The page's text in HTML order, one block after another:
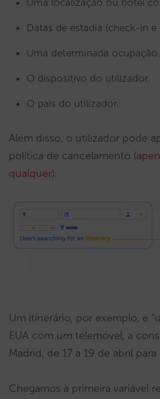
Uma localização ou hotel
Datas de estadia (check-in
Uma determinada ocupação.
O dispositivo do utilizador.
O país do utilizador.
Além disso, o utilizador pode
política de cancelamento (
qualquer).
Um itinerário, por exemplo, é
EUA com um telemóvel, a
Madrid, de 17 a 19 de abril para
Chegamos à primeira variável